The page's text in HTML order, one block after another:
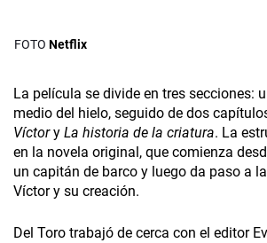
Netflix
La película se divide en tres secciones:
medio del hielo, seguido de dos
Víctory La historia de la criatura. La
en la novela original, que comienza
un capitán de barco y luego da paso a
Víctor y su creación.
Del Toro trabajó de cerca con el editor